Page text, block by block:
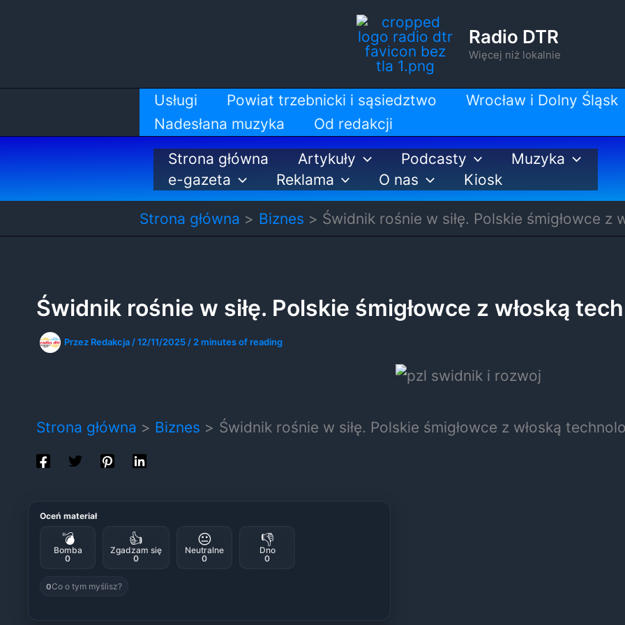
Radio DTR
Więcej niż lokalnie
Usługi Powiat trzebnicki i sąsiedztwo
Wrocław i Dolny Śląsk
Nadesłana muzyka
Od redakcji
Strona główna
Artykuły Podcasty
Muzyka
e-gazeta
Reklama O nas Kiosk
Strona główna Biznes Świdnik rośnie w siłę. Polskie śmigłowce z
Świdnik rośnie w siłę. Polskie śmigłowce z włoską
Przez Redakcja /12/11/2025 / 2 minutes of reading
Strona główna Biznes Świdnik rośnie w siłę. Polskie śmigłowce z włoską
Oceń materiał
💣
Bomba
0
👍
Zgadzam się
0
😐
Neutralne
0
👎
Dno
0
0Co o tym myślisz?